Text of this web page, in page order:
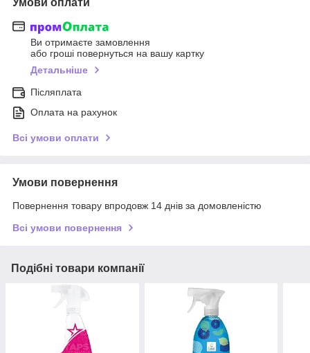
Умови оплати
Ви отримаєте замовлення
або гроші повернуться на вашу картку
Детальніше
Післяплата
Оплата на рахунок
Всі умови оплати
Умови повернення
Повернення товару впродовж 14 днів за домовленістю
Всі умови повернення
Подібні товари компанії